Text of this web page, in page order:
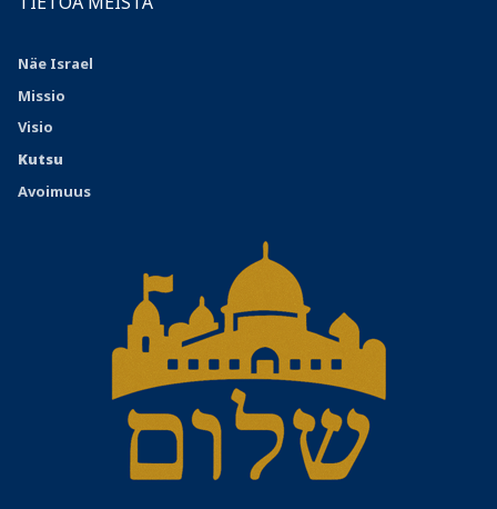
Näe Israel
Missio
Visio
Kutsu
Avoimuus